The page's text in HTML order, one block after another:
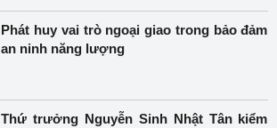
Phát huy vai trò ngoại giao trong bảo đảm
an ninh năng lượng
Thứ trưởng Nguyễn Sinh Nhật Tân kiểm